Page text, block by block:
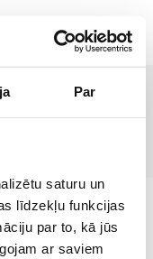
Par
saturu un
līdzekļu funkcijas
par to, kā jūs
ar saviem
ET